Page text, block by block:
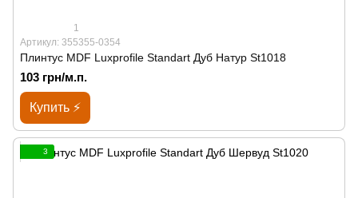
1
Артикул: 355355-0354
Плинтус MDF Luxprofile Standart Дуб Натур St1018
103 грн/м.п.
Купить ⚡
3